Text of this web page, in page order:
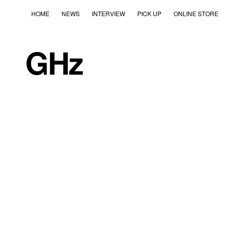
HOME NEWS INTERVIEW PICK UP ONLINE STORE
GHz